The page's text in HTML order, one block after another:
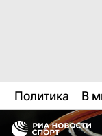
Политика В